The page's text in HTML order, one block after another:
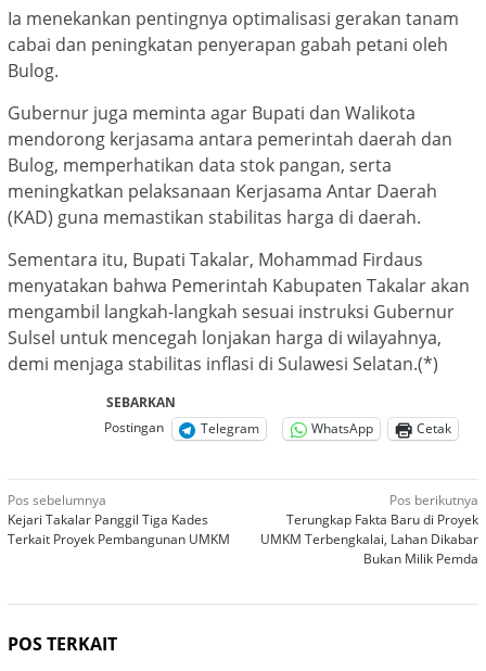
Ia menekankan pentingnya optimalisasi gerakan tanam
cabai dan peningkatan penyerapan gabah petani oleh
Bulog.
Gubernur juga meminta agar Bupati dan Walikota
mendorong kerjasama antara pemerintah daerah dan
Bulog, memperhatikan data stok pangan, serta
meningkatkan pelaksanaan Kerjasama Antar Daerah
(KAD) guna memastikan stabilitas harga di daerah.
Sementara itu, Bupati Takalar, Mohammad Firdaus
menyatakan bahwa Pemerintah Kabupaten Takalar akan
mengambil langkah-langkah sesuai instruksi Gubernur
Sulsel untuk mencegah lonjakan harga di wilayahnya,
demi menjaga stabilitas inflasi di Sulawesi Selatan.(*)
SEBARKAN
Postingan
Telegram WhatsApp Cetak
Navigasi
pos
Pos sebelumnya
Kejari Takalar Panggil Tiga Kades
Terkait Proyek Pembangunan UMKM
Pos berikutnya
Terungkap Fakta Baru di Proyek
UMKM Terbengkalai, Lahan Dikabar
Bukan Milik Pemda
POS TERKAIT